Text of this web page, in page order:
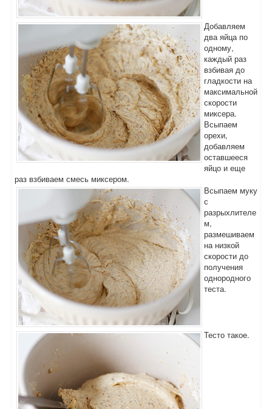
Добавляем
два яйца по
одному,
каждый раз
взбивая до
гладкости на
максимальной
скорости
миксера.
Всыпаем
орехи,
добавляем
оставшееся
яйцо и еще
раз взбиваем смесь миксером.
Всыпаем муку
с
разрыхлителе
м,
размешиваем
на низкой
скорости до
получения
однородного
теста.
Тесто такое.